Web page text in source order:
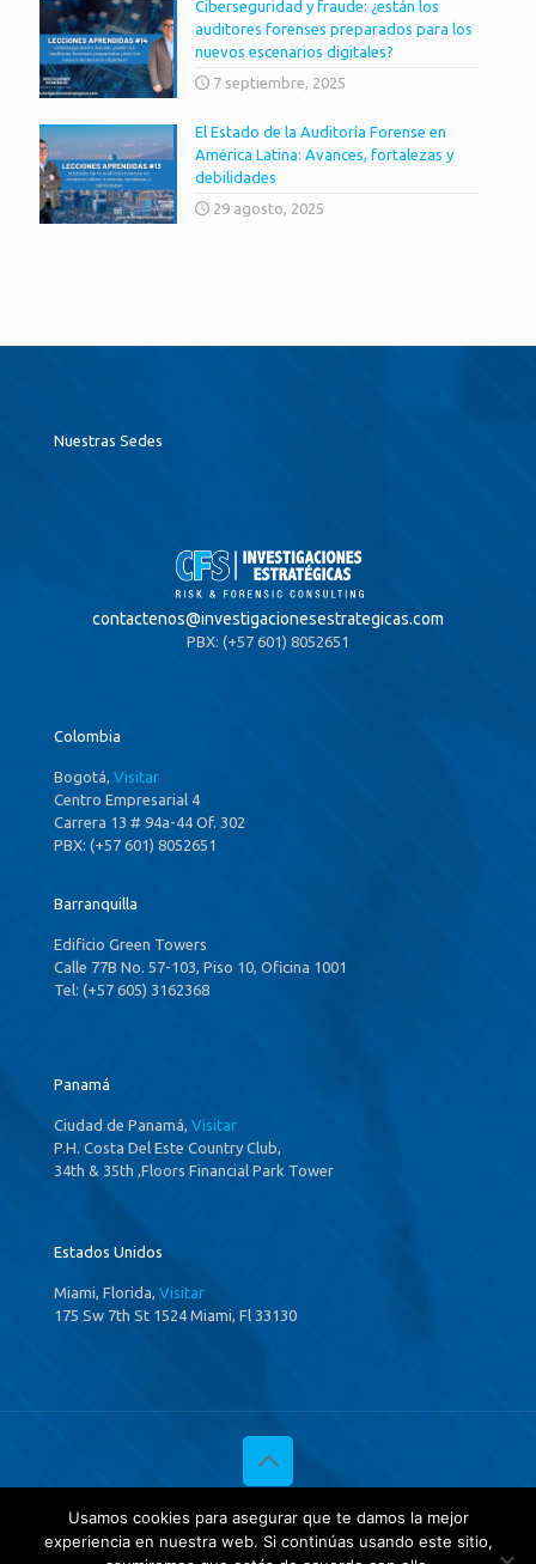
Ciberseguridad y fraude: ¿están los
auditores forenses preparados para los
nuevos escenarios digitales?
7 septiembre, 2025
El Estado de la Auditoría Forense en
América Latina: Avances, fortalezas y
debilidades
29 agosto, 2025
Nuestras Sedes
contactenos@investigacionesestrategicas.com
PBX: (+57 601) 8052651
Colombia
Bogotá, Visitar
Centro Empresarial 4
Carrera 13 # 94a-44 Of. 302
PBX: (+57 601) 8052651
Barranquilla
Edificio Green Towers
Calle 77B No. 57-103, Piso 10, Oficina 1001
Tel: (+57 605) 3162368
Panamá
Ciudad de Panamá, Visitar
P.H. Costa Del Este Country Club,
34th & 35th ,Floors Financial Park Tower
Estados Unidos
Miami, Florida, Visitar
175 Sw 7th St 1524 Miami, Fl 33130
© 2020 Investigaciones Estratégicas & Asociados. All Rights
Reserved
Política de privacidad
yTratamientos de datos.
Usamos cookies para asegurar que te damos la mejor
experiencia en nuestra web. Si continúas usando este sitio,